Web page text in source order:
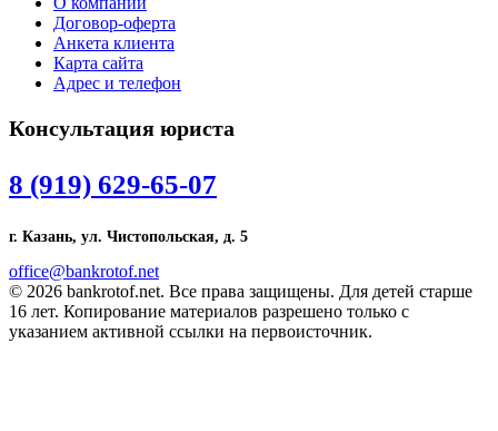
Договор-оферта
Анкета клиента
Карта сайта
Адрес и телефон
Консультация юриста
8 (919) 629-65-07
г. Казань, ул. Чистопольская, д. 5
office@bankrotof.net
© 2026 bankrotof.net. Все права защищены. Для детей старше
16 лет. Копирование материалов разрешено только с
указанием активной ссылки на первоисточник.